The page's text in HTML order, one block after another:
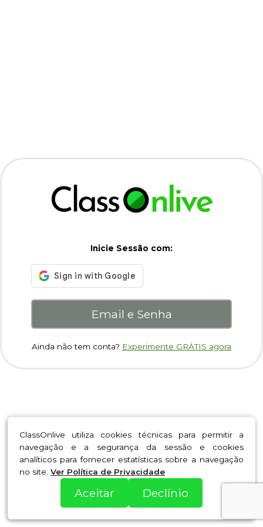
ClassOnlive utiliza cookies técnicas para permitir a
navegação e a segurança da sessão e cookies
analíticos para fornecer estatísticas sobre a navegação
no site. Ver Política de Privacidade
Aceitar Declínio
Inicie Sessão com:
Email e Senha
Ainda não tem conta? Experimente GRÁTIS agora